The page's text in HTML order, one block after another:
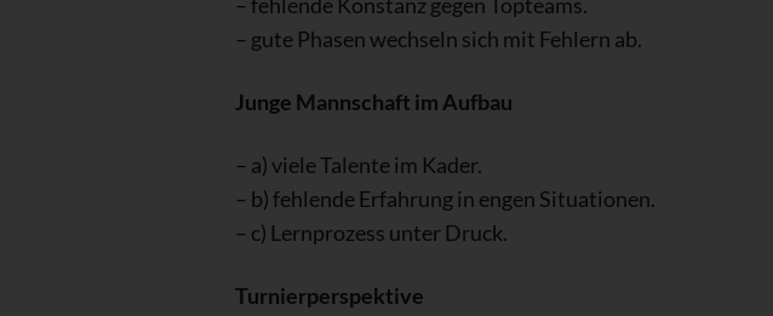
– gute Phasen wechseln sich mit Fehlern ab.
Junge Mannschaft im Aufbau
– a) viele Talente im Kader.
– b) fehlende Erfahrung in engen Situationen.
– c) Lernprozess unter Druck.
Turnierperspektive